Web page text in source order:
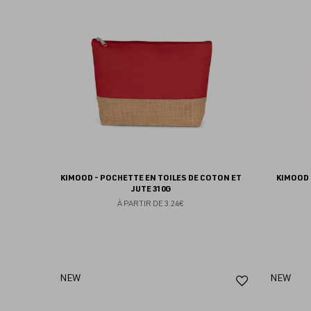
KIMOOD - POCHETTE EN TOILES DE COTON ET
JUTE 310G
À PARTIR DE 3.24€
KIMOOD
NEW
Ajouter
NEW